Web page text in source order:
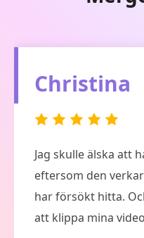
Edwin
ArkThinker Free
gratis
det är ett
dragknapp för att